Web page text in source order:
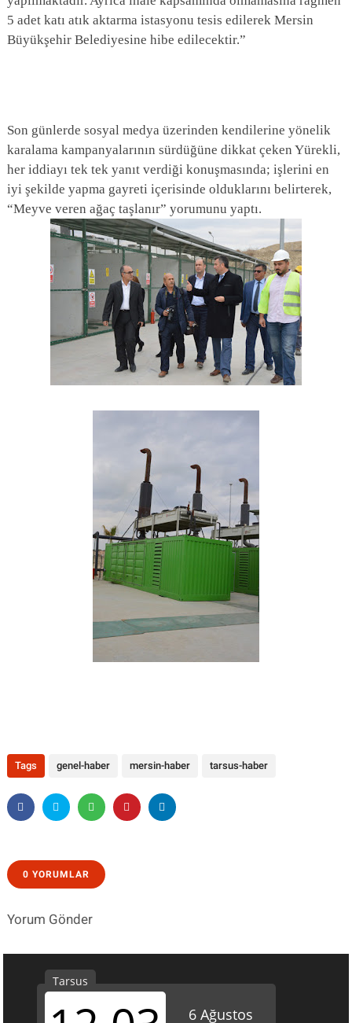
5 adet katı atık aktarma istasyonu tesis edilerek Mersin
Büyükşehir Belediyesine hibe edilecektir.”
Son günlerde sosyal medya üzerinden kendilerine yönelik
karalama kampanyalarının sürdüğüne dikkat çeken Yürekli,
her iddiayı tek tek yanıt verdiği konuşmasında; işlerini en
iyi şekilde yapma gayreti içerisinde olduklarını belirterek,
“Meyve veren ağaç taşlanır” yorumunu yaptı.
Tags genel-haber mersin-haber tarsus-haber
0 YORUMLAR
Yorum Gönder